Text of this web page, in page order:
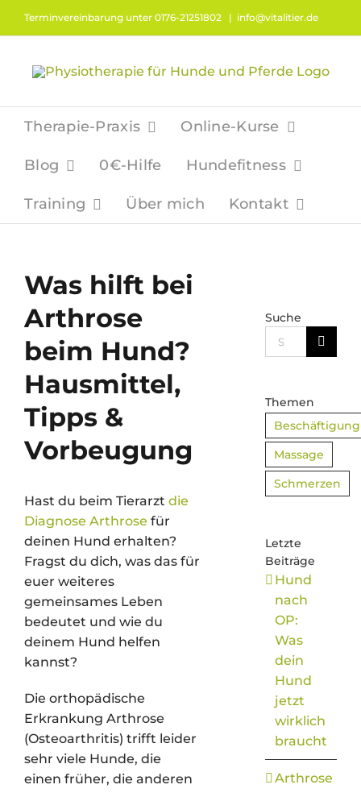
Terminvereinbarung unter 0176-21251802 | info@vitalitier.de
Therapie-Praxis Online-Kurse
Blog 0€-Hilfe Hundefitness
Training Über mich Kontakt
Was hilft bei
Arthrose
beim Hund?
Hausmittel,
Tipps &
Vorbeugung
Hast du beim Tierarzt die
Diagnose Arthrose für
deinen Hund erhalten?
Fragst du dich, was das für
euer weiteres
gemeinsames Leben
bedeutet und wie du
deinem Hund helfen
kannst?
Die orthopädische
Erkrankung Arthrose
(Osteoarthritis) trifft leider
sehr viele Hunde, die
einen früher, die anderen
Suche
Suche
nach:
Themen
Beschäftigung
Massage
Schmerzen
Letzte
Beiträge
Hund
nach
OP:
Was
dein
Hund
jetzt
wirklich
braucht
Arthrose